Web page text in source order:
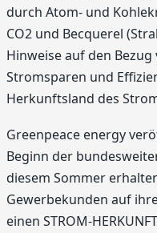
durch Atom- und
CO2 und Becquerel
Hinweise auf den
Stromsparen und
Herkunftsland des
Greenpeace energy
Beginn der
diesem Sommer
Gewerbekunden auf
einen STROM-